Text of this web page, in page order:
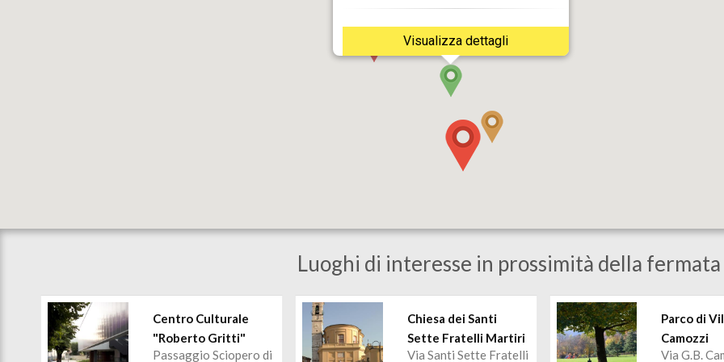
Visualizza dettagli
Luoghi di interesse in prossimità della fermata
Centro Culturale
"Roberto Gritti"
Passaggio Sciopero di
Chiesa dei Santi
Sette Fratelli Martiri
Via Santi Sette Fratelli
Parco di
Camozzi
Via G.B.